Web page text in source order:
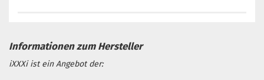
iXXXi ist ein Angebot der: